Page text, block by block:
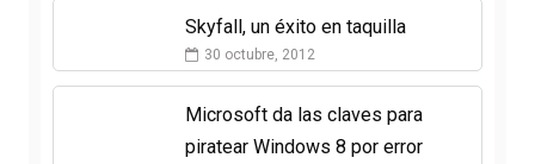
Skyfall, un éxito en taquilla
30 octubre, 2012
Microsoft da las claves para
piratear Windows 8 por error